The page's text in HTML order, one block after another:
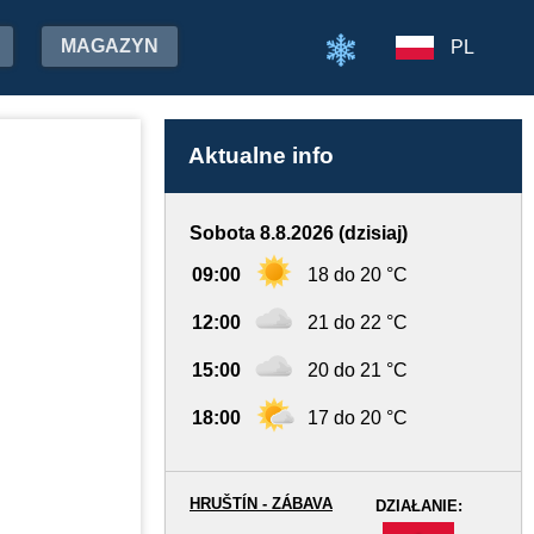
MAGAZYN PL
Aktualne info
Sobota 8.8.2026 (dzisiaj)
09:00 18 do 20 °C
12:00 21 do 22 °C
15:00 20 do 21 °C
18:00 17 do 20 °C
DZIAŁANIE:
HRUŠTÍN - ZÁBAVA